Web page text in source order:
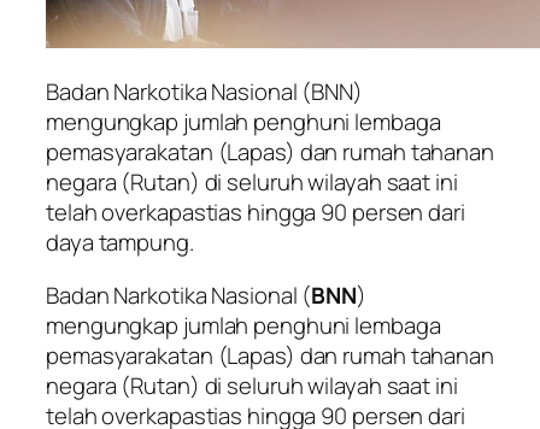
Badan Narkotika Nasional (BNN)
mengungkap jumlah penghuni lembaga
pemasyarakatan (Lapas) dan rumah tahanan
negara (Rutan) di seluruh wilayah saat ini
telah overkapastias hingga 90 persen dari
daya tampung.
Badan Narkotika Nasional (BNN)
mengungkap jumlah penghuni lembaga
pemasyarakatan (Lapas) dan rumah tahanan
negara (Rutan) di seluruh wilayah saat ini
telah overkapastias hingga 90 persen dari